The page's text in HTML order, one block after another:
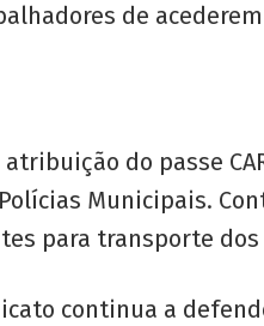
de
atribuição do passe
Municipais.
para transporte
continua a